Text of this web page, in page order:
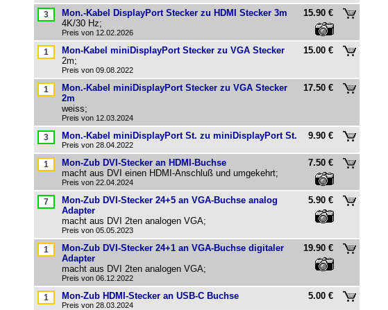
Mon.-Kabel DisplayPort Stecker zu HDMI Stecker 3m
4K/30 Hz;
Preis von 12.02.2026
15.90 €
Mon-Kabel miniDisplayPort Stecker zu VGA Stecker
2m;
Preis von 09.08.2022
15.00 €
Mon.-Kabel miniDisplayPort Stecker zu VGA Stecker
2m
weiss;
Preis von 12.03.2024
17.50 €
Mon.-Kabel miniDisplayPort St. zu miniDisplayPort St.
Preis von 28.04.2022
9.90 €
Mon-Zub DVI-Stecker an HDMI-Buchse
macht aus DVI einen HDMI-Anschluß und umgekehrt;
Preis von 22.04.2024
7.50 €
Mon-Zub DVI-Stecker 24+5 an VGA-Buchse analog
Adapter
macht aus DVI 2ten analogen VGA;
Preis von 05.05.2023
5.90 €
Mon-Zub DVI-Stecker 24+1 an VGA-Buchse digitaler
Adapter
macht aus DVI 2ten analogen VGA;
Preis von 06.12.2022
19.90 €
Mon-Zub HDMI-Stecker an USB-C Buchse
Preis von 28.03.2024
5.00 €